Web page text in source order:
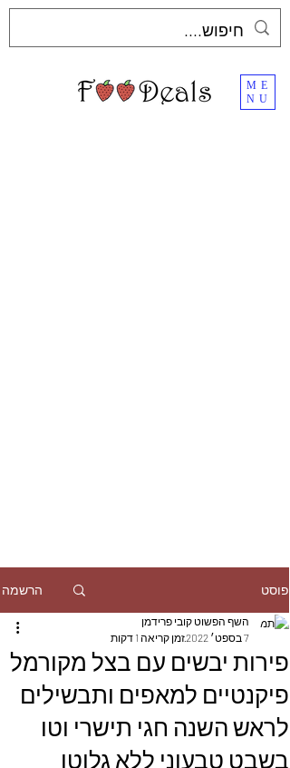
ME
NU
פוסט הרשמה
פירות יבשים עם בצל מקורמל
פיקנטיים למאפים ותבשילים
לראש השנה חגי תישרי וטו
בשבט טבעוני ללא גלוטן
השף הפשוט קובי פרידמן
7 בספט׳ 2022
זמן קריאה 1 דקות